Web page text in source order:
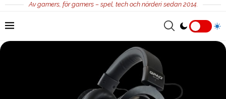
Av gamers, för gamers – spel, tech och nörderi sedan 2014.